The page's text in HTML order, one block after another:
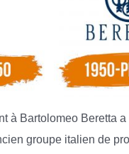
à Bartolomeo Beretta
groupe italien de